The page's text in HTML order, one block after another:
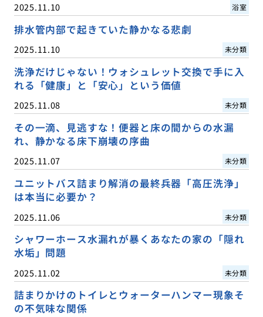
2025.11.10 浴室
排水管内部で起きていた静かなる悲劇
2025.11.10 未分類
洗浄だけじゃない！ウォシュレット交換で手に入
れる「健康」と「安心」という価値
2025.11.08 未分類
その一滴、見逃すな！便器と床の間からの水漏
れ、静かなる床下崩壊の序曲
2025.11.07 未分類
ユニットバス詰まり解消の最終兵器「高圧洗浄」
は本当に必要か？
2025.11.06 未分類
シャワーホース水漏れが暴くあなたの家の「隠れ
水垢」問題
2025.11.02 未分類
詰まりかけのトイレとウォーターハンマー現象そ
の不気味な関係